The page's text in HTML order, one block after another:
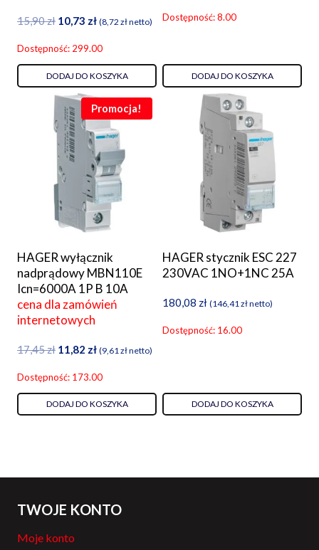
15,90zł Pierwotna
wynosiła:
15,90 zł.
10,73 złAktualna
wynosi:
10,73 zł.
(8,72 złnetto)
Dostępność: 299.00
DODAJ DO KOSZYKA
Dostępność: 8.00
DODAJ DO KOSZYKA
Promocja!
HAGER wyłącznik
nadprądowy MBN110E
Icn=6000A 1P B 10A
cena dla zamówień
internetowych
17,45zł Pierwotna
wynosiła:
17,45 zł.
11,82 złAktualna
wynosi:
11,82 zł.
(9,61 złnetto)
Dostępność: 173.00
DODAJ DO KOSZYKA
HAGER stycznik ESC 227
230VAC 1NO+1NC 25A
180,08 zł (146,41 złnetto)
Dostępność: 16.00
DODAJ DO KOSZYKA
TWOJE KONTO
Moje konto